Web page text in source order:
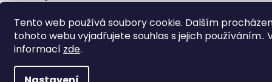
Tento web používá soubory cookie. Dalším
tohoto webu vyjadřujete souhlas s jejich používáním..
informací zde.
práva vyhrazena.